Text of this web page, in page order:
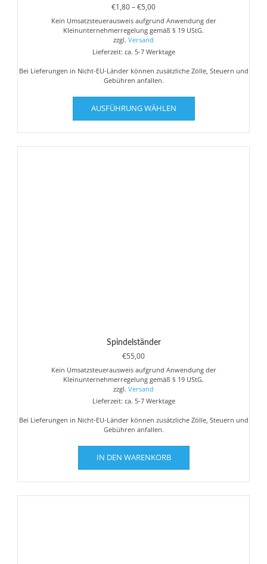
€1,80–€5,00Preisspanne:
€1,80
bis
Kein Umsatzsteuerausweis aufgrund Anwendung der
Kleinunternehmerregelung gemäß § 19 UStG.
zzgl. Versand
Lieferzeit: ca. 5-7 Werktage
Bei Lieferungen in Nicht-EU-Länder können zusätzliche Zölle, Steuern und
Gebühren anfallen.
AUSFÜHRUNG WÄHLEN
Dieses
weist
mehrere
Varianten
Spindelständer
€55,00
Kein Umsatzsteuerausweis aufgrund Anwendung der
Kleinunternehmerregelung gemäß § 19 UStG.
zzgl. Versand
Lieferzeit: ca. 5-7 Werktage
Bei Lieferungen in Nicht-EU-Länder können zusätzliche Zölle, Steuern und
Gebühren anfallen.
IN DEN WARENKORB